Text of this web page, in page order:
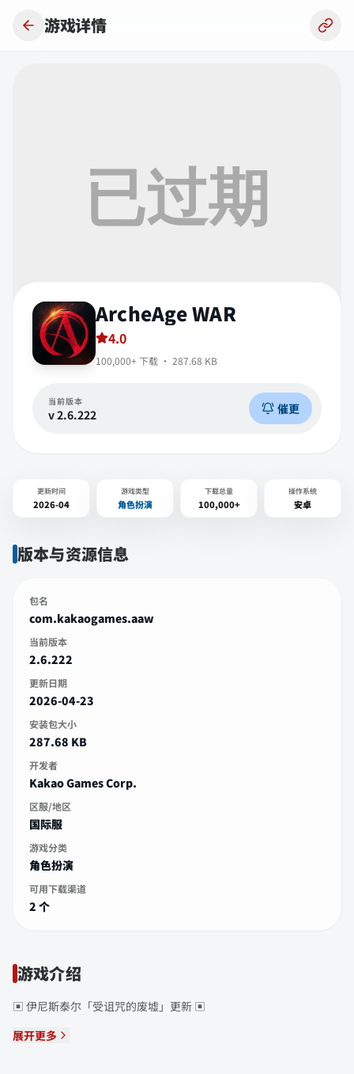
游戏详情
ArcheAge WAR
4.0
100,000+ 下载 · 287.68 KB
当前版本
v2.6.222 催更
更新时间
2026-04
游戏类型
角色扮演
下载总量
100,000+
操作系统
安卓
版本与资源信息
包名
com.kakaogames.aaw
当前版本
2.6.222
更新日期
2026-04-23
安装包大小
287.68 KB
开发者
Kakao Games Corp.
区服/地区
国际服
游戏分类
角色扮演
可用下载渠道
2 个
游戏介绍
▣ 伊尼斯泰尔「受诅咒的废墟」更新 ▣
展开更多